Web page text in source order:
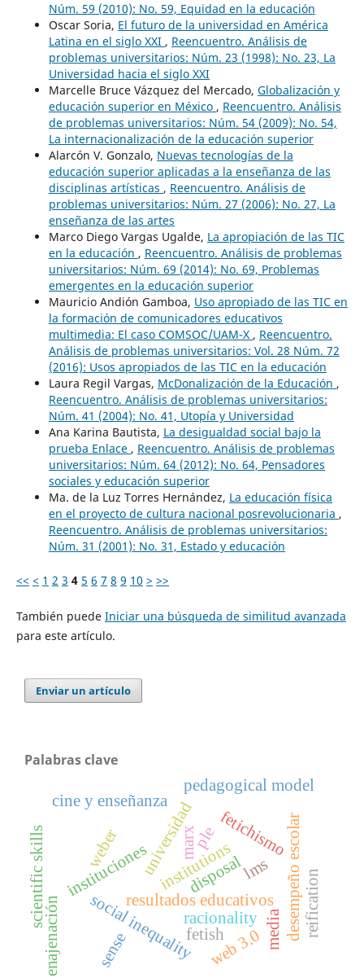
Núm. 59 (2010): No. 59, Equidad en la educación
Oscar Soria, El futuro de la universidad en América
Latina en el siglo XXI , Reencuentro. Análisis de
problemas universitarios: Núm. 23 (1998): No. 23, La
Universidad hacia el siglo XXI
Marcelle Bruce Vázquez del Mercado, Globalización y
educación superior en México , Reencuentro. Análisis
de problemas universitarios: Núm. 54 (2009): No. 54,
La internacionalización de la educación superior
Alarcón V. Gonzalo, Nuevas tecnologías de la
educación superior aplicadas a la enseñanza de las
disciplinas artísticas , Reencuentro. Análisis de
problemas universitarios: Núm. 27 (2006): No. 27, La
enseñanza de las artes
Marco Diego Vargas Ugalde, La apropiación de las TIC
en la educación , Reencuentro. Análisis de problemas
universitarios: Núm. 69 (2014): No. 69, Problemas
emergentes en la educación superior
Mauricio Andión Gamboa, Uso apropiado de las TIC en
la formación de comunicadores educativos
multimedia: El caso COMSOC/UAM-X , Reencuentro.
Análisis de problemas universitarios: Vol. 28 Núm. 72
(2016): Usos apropiados de las TIC en la educación
Laura Regil Vargas, McDonalización de la Educación ,
Reencuentro. Análisis de problemas universitarios:
Núm. 41 (2004): No. 41, Utopía y Universidad
Ana Karina Bautista, La desigualdad social bajo la
prueba Enlace , Reencuentro. Análisis de problemas
universitarios: Núm. 64 (2012): No. 64, Pensadores
sociales y educación superior
Ma. de la Luz Torres Hernández, La educación física
en el proyecto de cultura nacional posrevolucionaria ,
Reencuentro. Análisis de problemas universitarios:
Núm. 31 (2001): No. 31, Estado y educación
<< < 1 2 3 4 5 6 7 8 9 10 > >>
También puede Iniciar una búsqueda de similitud avanzada
para este artículo.
Enviar un artículo
Palabras clave
universidad fetichismo
resultados educativos desempeño escolar
social inequalityracionality
weber institutions
instituciones
fetish
disposal reification
enajenación
marx
media
cine y enseñanza
scientific skills ple
lms
web 3.0
pedagogical model
sense